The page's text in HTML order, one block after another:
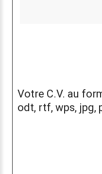
Votre C.V. au
odt, rtf, wps, jpg,